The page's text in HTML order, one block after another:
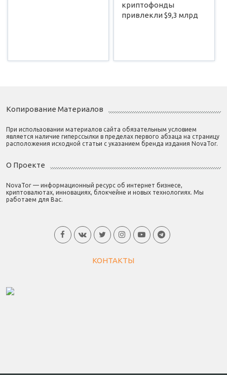
криптофонды
привлекли $9,3 млрд
Копирование Материалов
При использовании материалов сайта обязательным условием
является наличие гиперссылки в пределах первого абзаца на страницу
расположения исходной статьи с указанием бренда издания NovaTor.
О Проекте
NovaTor — информационный ресурс об интернет бизнесе,
криптовалютах, инновациях, блокчейне и новых технологиях. Мы
работаем для Вас.
КОНТАКТЫ